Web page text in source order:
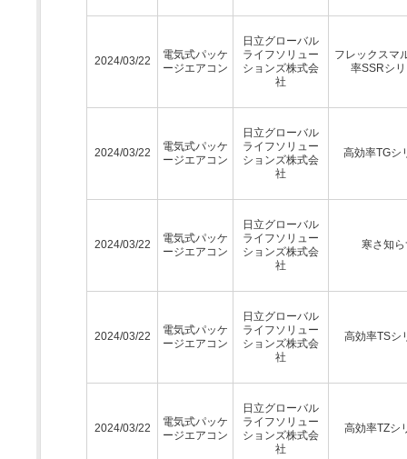
2024/03/22
電気式パッケ
ージエアコン
日立グローバル
ライフソリュー
ションズ株式会
社
フレックスマ
率SSRシ
2024/03/22
電気式パッケ
ージエアコン
日立グローバル
ライフソリュー
ションズ株式会
社
高効率TGシ
2024/03/22
電気式パッケ
ージエアコン
日立グローバル
ライフソリュー
ションズ株式会
社
寒さ知
2024/03/22
電気式パッケ
ージエアコン
日立グローバル
ライフソリュー
ションズ株式会
社
高効率TSシ
2024/03/22
電気式パッケ
ージエアコン
日立グローバル
ライフソリュー
ションズ株式会
社
高効率TZシ